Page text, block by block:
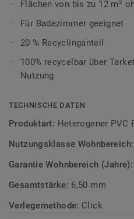
schnell und unkompliziert per
Unebenheiten im Untergrund
sich der Boden besonders für
Ultramatte Oberfläche für den
Die Tektanium-Oberfläche
Flecken und Abrieb – ideal für
Hergestellt in Europa mit 20 %
recycelbar. Zudem ist der
weist sehr niedrige VOC-
anerkannten Standards.
Flächen von bis zu 12 m²
Für Badezimmer geeignet
20 % Recyclinganteil
100% recycelbar über
Nutzung
TECHNISCHE DATEN
Produktart: Heterogener PVC
Nutzungsklasse Wohnbereich:
Garantie Wohnbereich (Jahre):
Gesamtstärke: 6,50 mm
Verlegemethode: Click